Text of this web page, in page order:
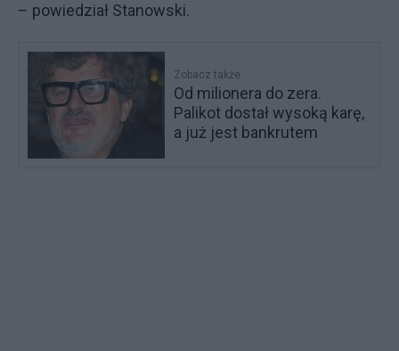
– powiedział Stanowski.
Zobacz także
Od milionera do zera.
Palikot dostał wysoką karę,
a już jest bankrutem